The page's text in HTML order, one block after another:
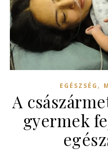
EGÉSZSÉG ,
A
gyermek